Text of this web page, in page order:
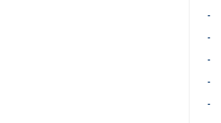
-
-
-
-
-